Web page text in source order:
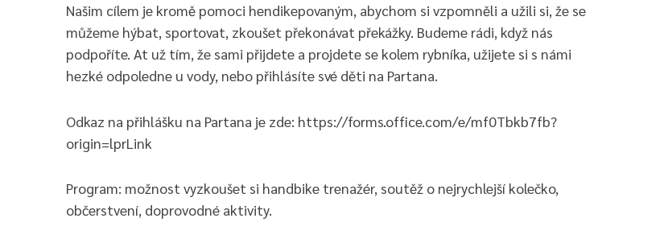
Našim cílem je kromě pomoci hendikepovaným, abychom si vzpomněli a užili si, že se
můžeme hýbat, sportovat, zkoušet překonávat překážky. Budeme rádi, když nás
podpoříte. At už tím, že sami přijdete a projdete se kolem rybníka, užijete si s námi
hezké odpoledne u vody, nebo přihlásíte své děti na Partana.
Odkaz na přihlášku na Partana je zde: https://forms.office.com/e/mf0Tbkb7fb?
origin=lprLink
Program: možnost vyzkoušet si handbike trenažér, soutěž o nejrychlejší kolečko,
občerstvení, doprovodné aktivity.